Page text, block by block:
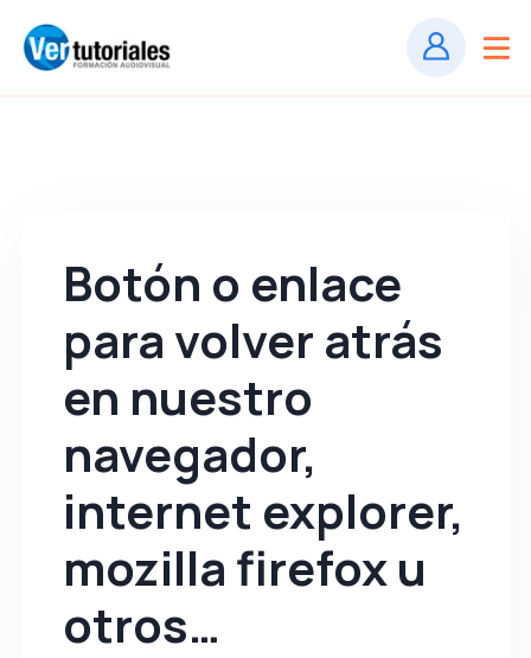
Botón o enlace
para volver atrás
en nuestro
navegador,
internet explorer,
mozilla firefox u
otros…